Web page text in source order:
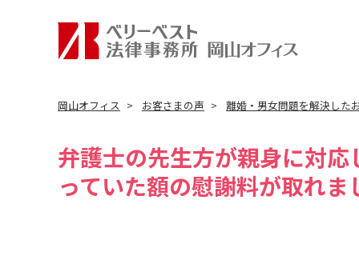
岡山オフィス お客さまの声 離婚・男女問題を解決した
弁護士の先生方が親身に対
っていた額の慰謝料が取れま